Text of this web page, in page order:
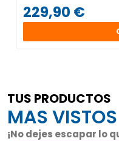
229,90 €
TUS PRODUCTOS
MAS VISTOS
¡No dejes escapar lo